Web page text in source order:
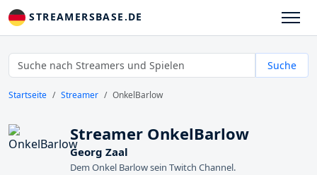
STREAMERSBASE.DE
Suche
Startseite Streamer OnkelBarlow
Streamer OnkelBarlow
Georg Zaal
Dem Onkel Barlow sein Twitch Channel.